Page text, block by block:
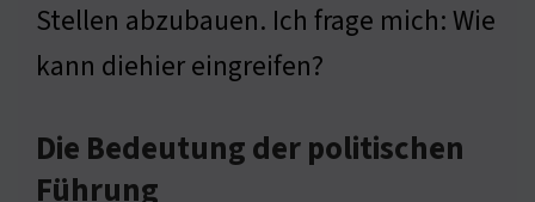
Stellen abzubauen. Ich frage mich: Wie
kann diehier eingreifen?
Die Bedeutung der politischen
Führung